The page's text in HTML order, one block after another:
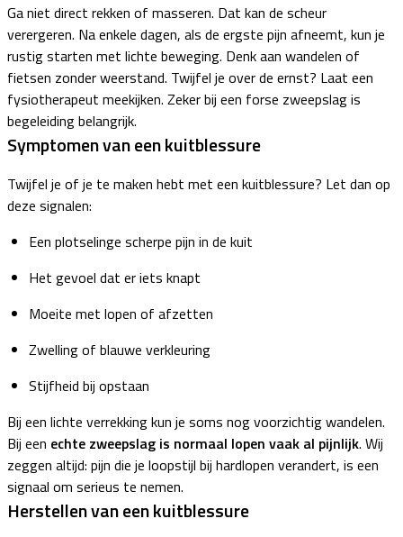
Ga niet direct rekken of masseren. Dat kan de scheur
verergeren. Na enkele dagen, als de ergste pijn afneemt, kun je
rustig starten met lichte beweging. Denk aan wandelen of
fietsen zonder weerstand. Twijfel je over de ernst? Laat een
fysiotherapeut meekijken. Zeker bij een forse zweepslag is
begeleiding belangrijk.
Symptomen van een kuitblessure
Twijfel je of je te maken hebt met een kuitblessure? Let dan op
deze signalen:
Een plotselinge scherpe pijn in de kuit
Het gevoel dat er iets knapt
Moeite met lopen of afzetten
Zwelling of blauwe verkleuring
Stijfheid bij opstaan
Bij een lichte verrekking kun je soms nog voorzichtig wandelen.
Bij een echte zweepslag is normaal lopen vaak al pijnlijk. Wij
zeggen altijd: pijn die je loopstijl bij hardlopen verandert, is een
signaal om serieus te nemen.
Herstellen van een kuitblessure